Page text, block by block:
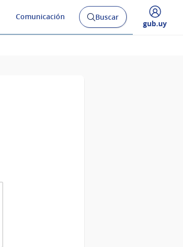
Comunicación
Abrir
buscador
Buscar
Desplegar
gub.uy